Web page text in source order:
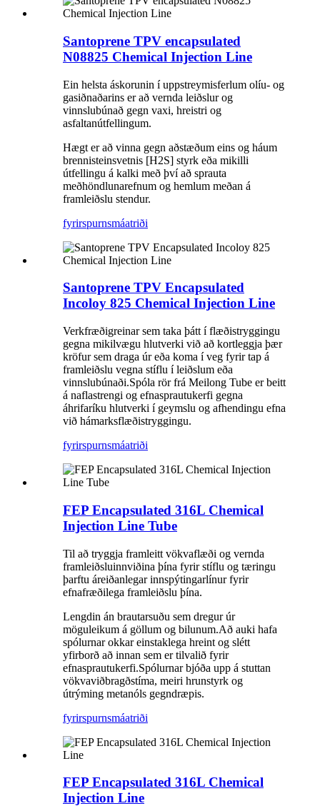
Santoprene TPV encapsulated
N08825 Chemical Injection Line
Ein helsta áskorunin í uppstreymisferlum olíu- og
gasiðnaðarins er að vernda leiðslur og
vinnslubúnað gegn vaxi, hreistri og
asfaltanútfellingum.
Hægt er að vinna gegn aðstæðum eins og háum
brennisteinsvetnis [H2S] styrk eða mikilli
útfellingu á kalki með því að sprauta
meðhöndlunarefnum og hemlum meðan á
framleiðslu stendur.
fyrirspurnsmáatriði
Santoprene TPV Encapsulated
Incoloy 825 Chemical Injection Line
Verkfræðigreinar sem taka þátt í flæðistryggingu
gegna mikilvægu hlutverki við að kortleggja þær
kröfur sem draga úr eða koma í veg fyrir tap á
framleiðslu vegna stíflu í leiðslum eða
vinnslubúnaði.Spóla rör frá Meilong Tube er beitt
á naflastrengi og efnasprautukerfi gegna
áhrifaríku hlutverki í geymslu og afhendingu efna
við hámarksflæðistryggingu.
fyrirspurnsmáatriði
FEP Encapsulated 316L Chemical
Injection Line Tube
Til að tryggja framleitt vökvaflæði og vernda
framleiðsluinnviðina þína fyrir stíflu og tæringu
þarftu áreiðanlegar innspýtingarlínur fyrir
efnafræðilega framleiðslu þína.
Lengdin án brautarsuðu sem dregur úr
möguleikum á göllum og bilunum.Að auki hafa
spólurnar okkar einstaklega hreint og slétt
yfirborð að innan sem er tilvalið fyrir
efnasprautukerfi.Spólurnar bjóða upp á stuttan
vökvaviðbragðstíma, meiri hrunstyrk og
útrýming metanóls gegndræpis.
fyrirspurnsmáatriði
FEP Encapsulated 316L Chemical
Injection Line